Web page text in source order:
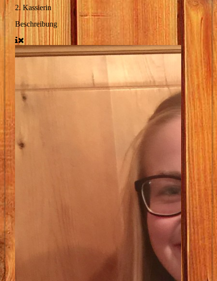
2. Kassierin
Beschreibung